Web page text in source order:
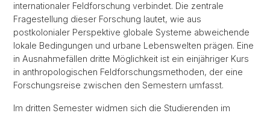
internationaler Feldforschung verbindet. Die zentrale
Fragestellung dieser Forschung lautet, wie aus
postkolonialer Perspektive globale Systeme abweichende
lokale Bedingungen und urbane Lebenswelten prägen. Eine
in Ausnahmefällen dritte Möglichkeit ist ein einjähriger Kurs
in anthropologischen Feldforschungsmethoden, der eine
Forschungsreise zwischen den Semestern umfasst.
Im dritten Semester widmen sich die Studierenden im